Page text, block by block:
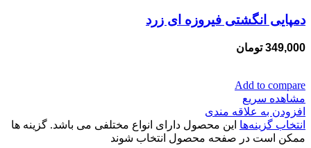
دمپایی انگشتی فیروزه ای زرد
349,000 تومان
Add to compare
مشاهده سریع
افزودن به علاقه مندی
انتخاب گزینه‌ها این محصول دارای انواع مختلفی می باشد. گزینه ها
ممکن است در صفحه محصول انتخاب شوند